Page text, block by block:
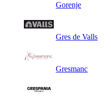
Gorenje
Gres de Valls
Gresmanc